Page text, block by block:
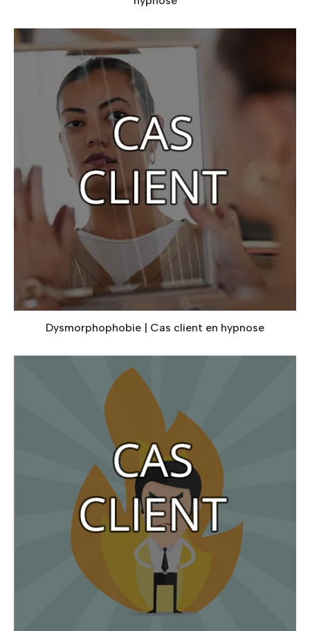
Dysmorphophobie | Cas client en hypnose